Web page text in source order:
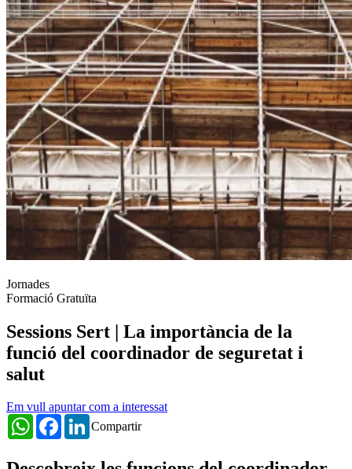
Jornades
Formació Gratuïta
Sessions Sert | La importància de la
funció del coordinador de seguretat i
salut
Em vull apuntar com a interessat
Compartir
WhatsAppFacebookLinkedIn